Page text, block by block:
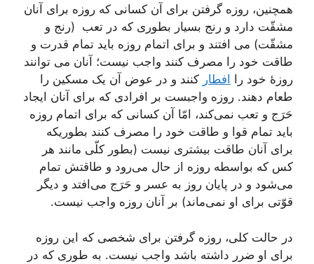
همچنین، روزه گرفتن برای آن کسانی که روزه برای آنان
مشقّت دارد و رنج بسیار بطوری که در تعب (رنج و
مشقّت) می افتند و برای اتمام روزه باید تمام قدرت و
طاقت خود را مصرف کنند واجب نیست؛ آنان می توانند
روزۀ خود را
افطار کنند و در عوض آن یک مسکین را
طعام دهند. روزه واجبست بر افرادی که برای آنان ایجاد
حَرَج و تعب نمی‌کند، امّا آن کسانی که برای اتمام روزه
باید تمام قوا و طاقت خود را مصرف کنند بطوریکه
برای آنان طاقت بیشتری نیست (بطور کلّی مانند هر
کس که بواسطه روزه از حال می‌رود و طاقتش تمام
می‌شود و در پایان روز به عسر و حَرَج می‌افتد و دیگر
قوّتی برای او نمی‌ماند) بر آنان روزه واجب نیست.
در حالت کلی، روزه گرفتن برای شخصی که این روزه
برای او ضرر داشته باشد واجب نیست. به طوری که در